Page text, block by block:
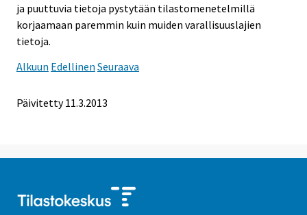
ja puuttuvia tietoja pystytään tilastomenetelmillä
korjaamaan paremmin kuin muiden varallisuuslajien
tietoja.
Alkuun Edellinen Seuraava
Päivitetty 11.3.2013